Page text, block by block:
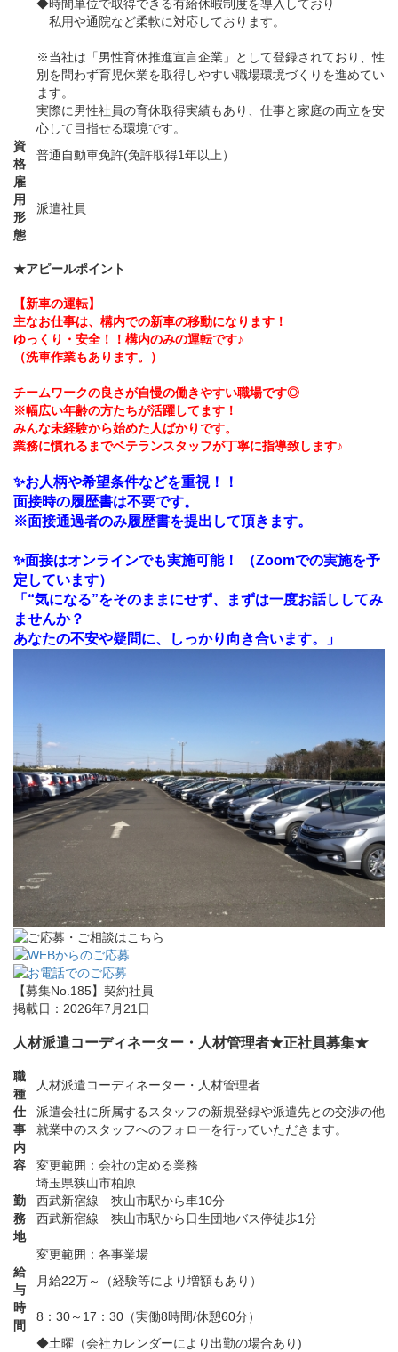
◆時間単位で取得できる有給休暇制度を導入しており
私用や通院など柔軟に対応しております。
※当社は「男性育休推進宣言企業」として登録されており、性
別を問わず育児休業を取得しやすい職場環境づくりを進めてい
ます。
実際に男性社員の育休取得実績もあり、仕事と家庭の両立を安
心して目指せる環境です。
資
格
普通自動車免許(免許取得1年以上）
雇
用
形
態
派遣社員
★アピールポイント
【新車の運転】
主なお仕事は、構内での新車の移動になります！
ゆっくり・安全！！構内のみの運転です♪
（洗車作業もあります。）
チームワークの良さが自慢の働きやすい職場です◎
※幅広い年齢の方たちが活躍してます！
みんな未経験から始めた人ばかりです。
業務に慣れるまでベテランスタッフが丁寧に指導致します♪
✨お人柄や希望条件などを重視！！
面接時の履歴書は不要です。
※面接通過者のみ履歴書を提出して頂きます。
✨面接はオンラインでも実施可能！ （Zoomでの実施を予
定しています）
「“気になる”をそのままにせず、まずは一度お話ししてみ
ませんか？
あなたの不安や疑問に、しっかり向き合います。」
【募集No.185】 契約社員
掲載日：2026年7月21日
人材派遣コーディネーター・人材管理者★正社員募集★
職
種
人材派遣コーディネーター・人材管理者
仕
事
内
容
派遣会社に所属するスタッフの新規登録や派遣先との交渉の他
就業中のスタッフへのフォローを行っていただきます。
変更範囲：会社の定める業務
勤
務
地
埼玉県狭山市柏原
西武新宿線 狭山市駅から車10分
西武新宿線 狭山市駅から日生団地バス停徒歩1分
変更範囲：各事業場
給
与
月給22万～（経験等により増額もあり）
時
間
8：30～17：30（実働8時間/休憩60分）
◆土曜（会社カレンダーにより出勤の場合あり)